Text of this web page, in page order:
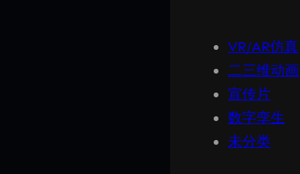
VR/AR仿真
二三维动画
宣传片
数字孪生
未分类